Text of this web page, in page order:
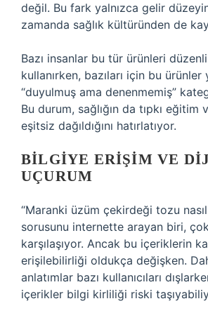
değil. Bu fark yalnızca gelir
zamanda sağlık kültüründen de
Bazı insanlar bu tür ürünleri
kullanırken, bazıları için bu ürünler
“duyulmuş ama denenmemiş”
Bu durum, sağlığın da tıpkı eğitim
eşitsiz dağıldığını hatırlatıyor.
BILGIYE ERIŞIM VE
UÇURUM
“Maranki üzüm çekirdeği tozu nasıl
sorusunu internette arayan biri,
karşılaşıyor. Ancak bu içeriklerin
erişilebilirliği oldukça değişken.
anlatımlar bazı kullanıcıları
içerikler bilgi kirliliği riski